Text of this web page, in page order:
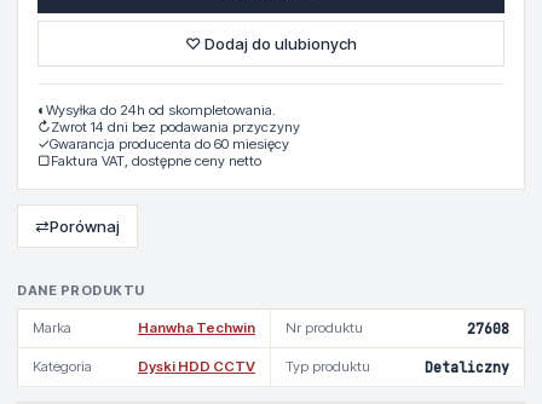
DANE PRODUKTU
Marka Hanwha Techwin Nr produktu 27608
Kategoria Dyski HDD CCTV Typ produktu Detaliczny
♡ Dodaj do ulubionych
◐ Wysyłka do 24h od skompletowania.
↻Zwrot 14 dni bez podawania przyczyny
✓Gwarancja producenta do 60 miesięcy
▢Faktura VAT, dostępne ceny netto
⇄Porównaj